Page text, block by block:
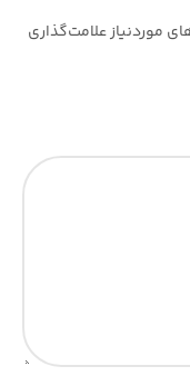
موردنیاز علامت‌گذاری